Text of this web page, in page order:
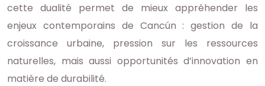
cette dualité permet de mieux appréhender les
enjeux contemporains de Cancún : gestion de la
croissance urbaine, pression sur les ressources
naturelles, mais aussi opportunités d’innovation en
matière de durabilité.